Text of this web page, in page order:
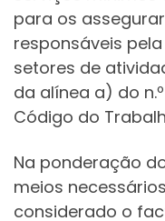
para os
responsáveis
setores de
da alínea a) do
Código do
Na ponderação
meios
considerado o